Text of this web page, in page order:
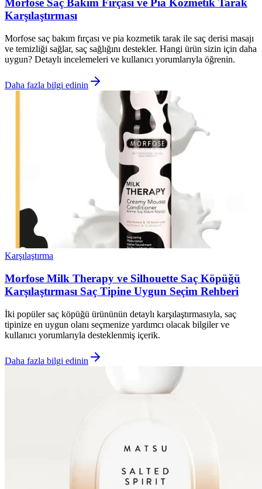
Morfose Saç Bakım Fırçası ve Pia Kozmetik Tarak
Karşılaştırması
Morfose saç bakım fırçası ve pia kozmetik tarak ile saç derisi masajı
ve temizliği sağlar, saç sağlığını destekler. Hangi ürün sizin için daha
uygun? Detaylı incelemeleri ve kullanıcı yorumlarıyla öğrenin.
Daha fazla bilgi edinin
Karşılaştırma
Morfose Milk Therapy ve Silhouette Saç Köpüğü
Karşılaştırması Saç Tipine Uygun Seçim Rehberi
İki popüler saç köpüğü ürününün detaylı karşılaştırmasıyla, saç
tipinize en uygun olanı seçmenize yardımcı olacak bilgiler ve
kullanıcı yorumlarıyla desteklenmiş içerik.
Daha fazla bilgi edinin